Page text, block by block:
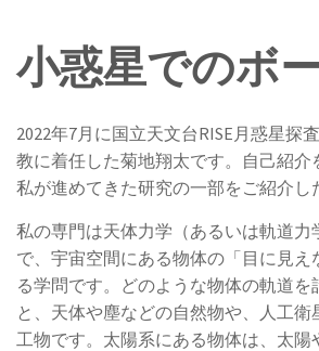
ず
小惑星でのボ
2022年7月に国立天文台RISE月惑星探
教に着任した菊地翔太です。自己紹介
私が進めてきた研究の一部をご紹介し
私の専門は天体力学（あるいは軌道力
で、宇宙空間にある物体の「目に見え
る学問です。どのような物体の軌道を
と、天体や塵などの自然物や、人工衛
工物です。太陽系にある物体は、太陽